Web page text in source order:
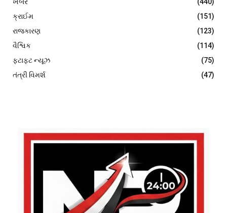
ખબર
(440)
ક્રાઈમ
(151)
રાજકારણ
(123)
વૈશ્વિક
(114)
ફટાફટ ન્યૂઝ
(75)
તંત્રી વિમર્શ
(47)